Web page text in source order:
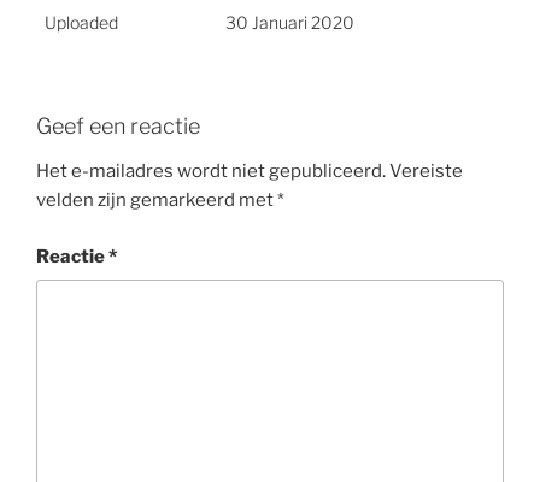
Uploaded 30 Januari 2020
Geef een reactie
Het e-mailadres wordt niet gepubliceerd.Vereiste
velden zijn gemarkeerd met*
Reactie*